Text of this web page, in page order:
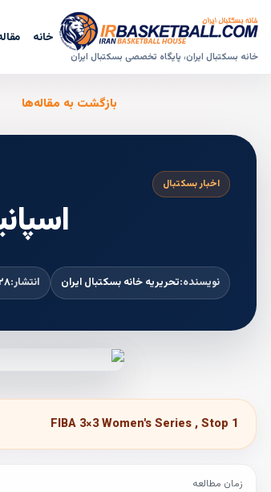
خانه بسکتبال ایران، پایگاه تخصصی بسکتبال ایران
خانه
بازگشت به مقاله‌ها
اخبار بسکتبال
اسپانیا
نویسنده:تحریریه خانه بسکتبال ایران انتشار:
FIBA 3×3 Women's Series , Stop 1
زمان مطالعه